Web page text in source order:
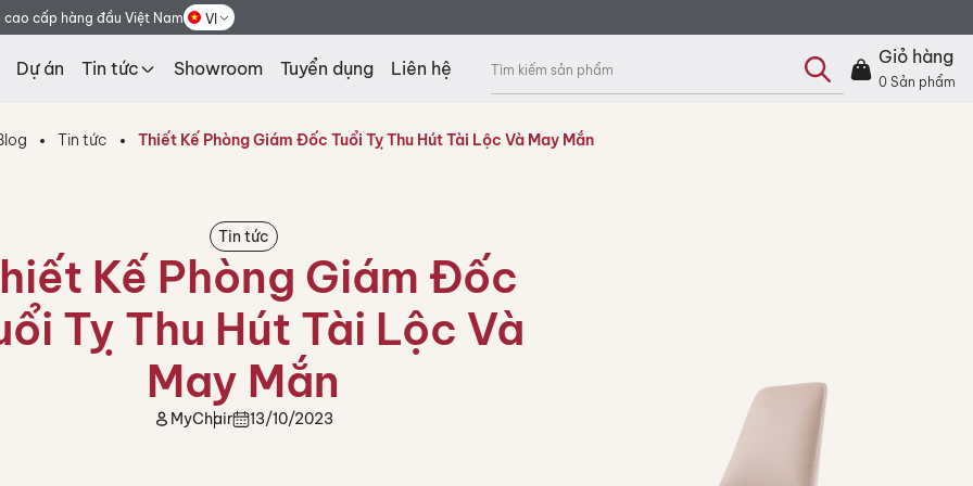
cấp hàng đầu Việt Nam VI
Dự án Tin tức Showroom Tuyển dụng Liên hệ
kiếm
phẩm
Giỏ hàng
0 Sản phẩm
Tin tức Thiết Kế Phòng Giám Đốc Tuổi Tỵ Thu Hút Tài Lộc Và May Mắn
Tin tức
Kế Phòng Giám Đốc
Tỵ Thu Hút Tài Lộc Và
May Mắn
MyChair 13/10/2023